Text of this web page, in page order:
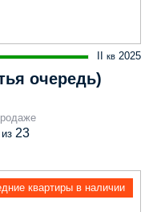
II кв 2025
очередь)
из 23
квартиры в наличии